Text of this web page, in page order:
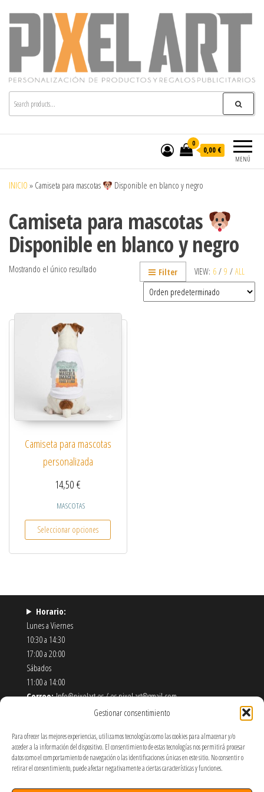
Gestionar consentimiento
Para ofrecer las mejores experiencias, utilizamos tecnologías como las cookies para almacenar y/o
acceder a la información del dispositivo. El consentimiento de estas tecnologías nos permitirá procesar
datos como el comportamiento de navegación o las identificaciones únicas en este sitio. No consentir o
retirar el consentimiento, puede afectar negativamente a ciertas características y funciones.
Pixelart
Especialistas en textil publicitario y regalos
personalizados en móstoles
MENÚ
0
0,00 €
INICIO » Camiseta para mascotas Disponible en blanco y negro
Camiseta para mascotas
Disponible en blanco y negro
VIEW: 6 / 9 / ALL
Filter
Mostrando el único resultado
Camiseta para mascotas
personalizada
14,50€
MASCOTAS
Seleccionar opciones
Este producto tiene múltiples variantes. Las
Horario:
Lunes a Viernes
10:30 a 14:30
17:00 a 20:00
Sábados
11:00 a 14:00
Correo:Info@pixelart.es / es.pixel.art@gmail.com
910 56 55 72
Móstoles-Madrid
Política de Envíos y Devoluciones